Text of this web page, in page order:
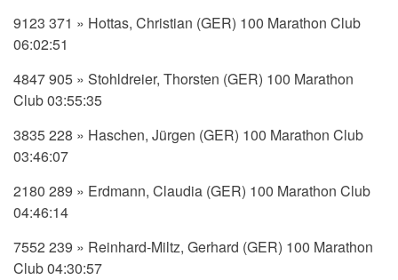
9123 371 » Hottas, Christian (GER) 100 Marathon Club
06:02:51
4847 905 » Stohldreier, Thorsten (GER) 100 Marathon
Club 03:55:35
3835 228 » Haschen, Jürgen (GER) 100 Marathon Club
03:46:07
2180 289 » Erdmann, Claudia (GER) 100 Marathon Club
04:46:14
7552 239 » Reinhard-Miltz, Gerhard (GER) 100 Marathon
Club 04:30:57